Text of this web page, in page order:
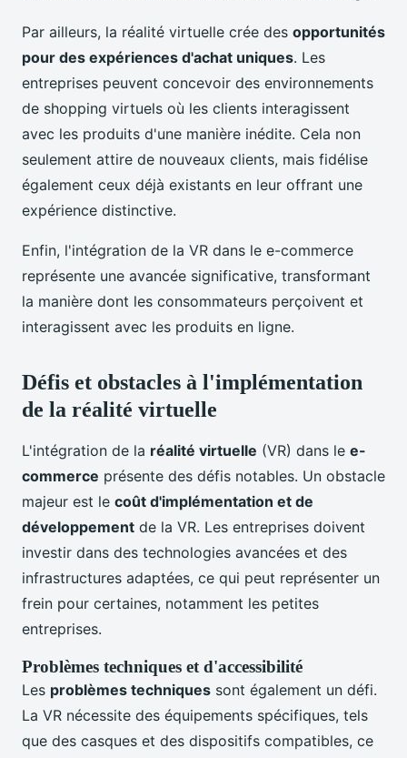
Par ailleurs, la réalité virtuelle crée des opportunités
pour des expériences d'achat uniques. Les
entreprises peuvent concevoir des environnements
de shopping virtuels où les clients interagissent
avec les produits d'une manière inédite. Cela non
seulement attire de nouveaux clients, mais fidélise
également ceux déjà existants en leur offrant une
expérience distinctive.
Enfin, l'intégration de la VR dans le e-commerce
représente une avancée significative, transformant
la manière dont les consommateurs perçoivent et
interagissent avec les produits en ligne.
Défis et obstacles à l'implémentation
de la réalité virtuelle
L'intégration de la réalité virtuelle (VR) dans le e-
commerce présente des défis notables. Un obstacle
majeur est le coût d'implémentation et de
développement de la VR. Les entreprises doivent
investir dans des technologies avancées et des
infrastructures adaptées, ce qui peut représenter un
frein pour certaines, notamment les petites
entreprises.
Problèmes techniques et d'accessibilité
Les problèmes techniques sont également un défi.
La VR nécessite des équipements spécifiques, tels
que des casques et des dispositifs compatibles, ce